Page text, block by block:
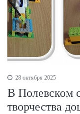
28 октября 2025
В Полевском
творчества